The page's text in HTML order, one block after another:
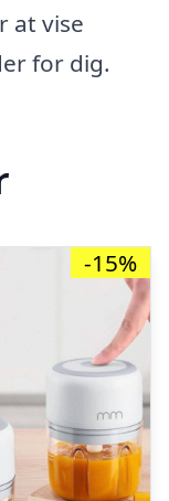
at vise
for dig.
-15%